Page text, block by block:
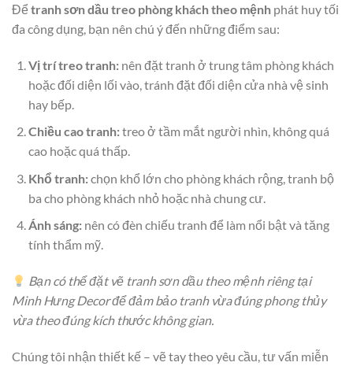
Để tranh sơn dầu treo phòng khách theo mệnh phát huy tối
đa công dụng, bạn nên chú ý đến những điểm sau:
Vị trí treo tranh:nên đặt tranh ở trung tâm phòng khách
hoặc đối diện lối vào, tránh đặt đối diện cửa nhà vệ sinh
hay bếp.
Chiều cao tranh:treo ở tầm mắt người nhìn, không quá
cao hoặc quá thấp.
Khổ tranh:chọn khổ lớn cho phòng khách rộng, tranh bộ
ba cho phòng khách nhỏ hoặc nhà chung cư.
Ánh sáng:nên có đèn chiếu tranh để làm nổi bật và tăng
tính thẩm mỹ.
Bạn có thể đặt vẽ tranh sơn dầu theo mệnh riêng tại
Minh Hưng Decor để đảm bảo tranh vừa đúng phong thủy
vừa theo đúng kích thước không gian.
Chúng tôi nhận thiết kế – vẽ tay theo yêu cầu, tư vấn miễn